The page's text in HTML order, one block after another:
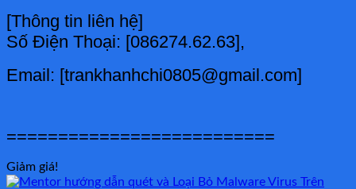
[Thông tin liên hệ]
Số Điện Thoại: [086274.62.63],
Email: [trankhanhchi0805@gmail.com]
==========================
Giảm giá!